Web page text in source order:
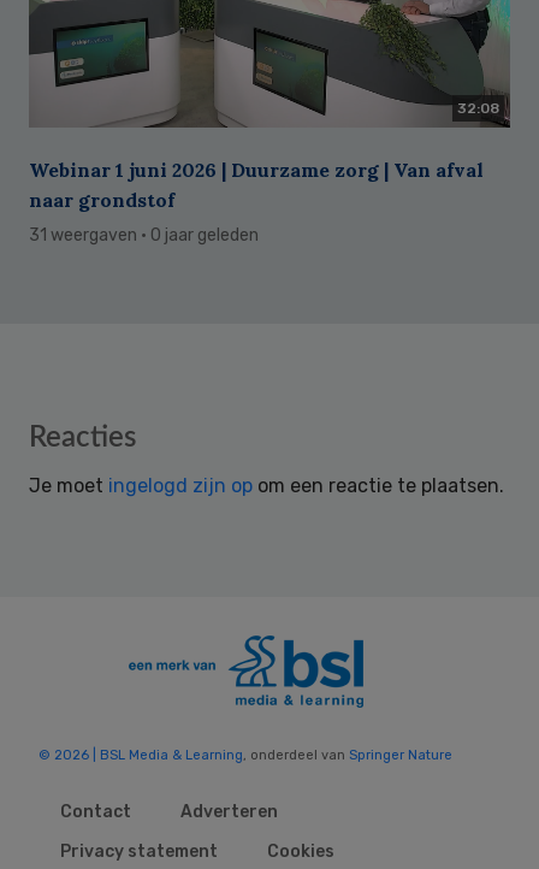
32:08
Webinar 1 juni 2026 | Duurzame zorg | Van afval
naar grondstof
31 weergaven · 0 jaar geleden
Reader
Reacties
Je moet ingelogd zijn op om een reactie te plaatsen.
© 2026 | BSL Media & Learning, onderdeel van Springer Nature
Contact
Adverteren
Privacy statement
Cookies